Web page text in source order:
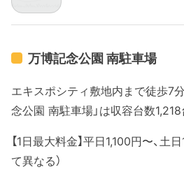
万博記念公園 南駐車場
エキスポシティ敷地内まで徒歩7
念公園 南駐車場」は収容台数1,218
【1日最大料金】平日1,100円〜、土
て異なる）